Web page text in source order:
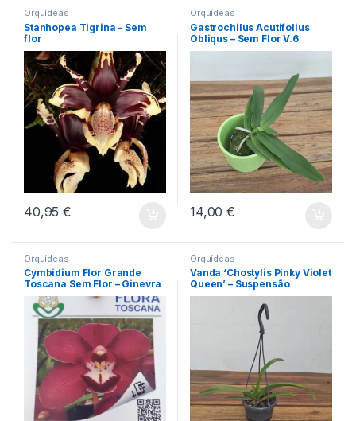
Orquídeas
Stanhopea Tigrina – Sem
flor
40,95€
Orquídeas
Gastrochilus Acutifolius
Obliqus – Sem Flor V.6
14,00€
Orquídeas
Cymbidium Flor Grande
Toscana Sem Flor – Ginevra
Orquídeas
Vanda ‘Chostylis Pinky Violet
Queen’ – Suspensão